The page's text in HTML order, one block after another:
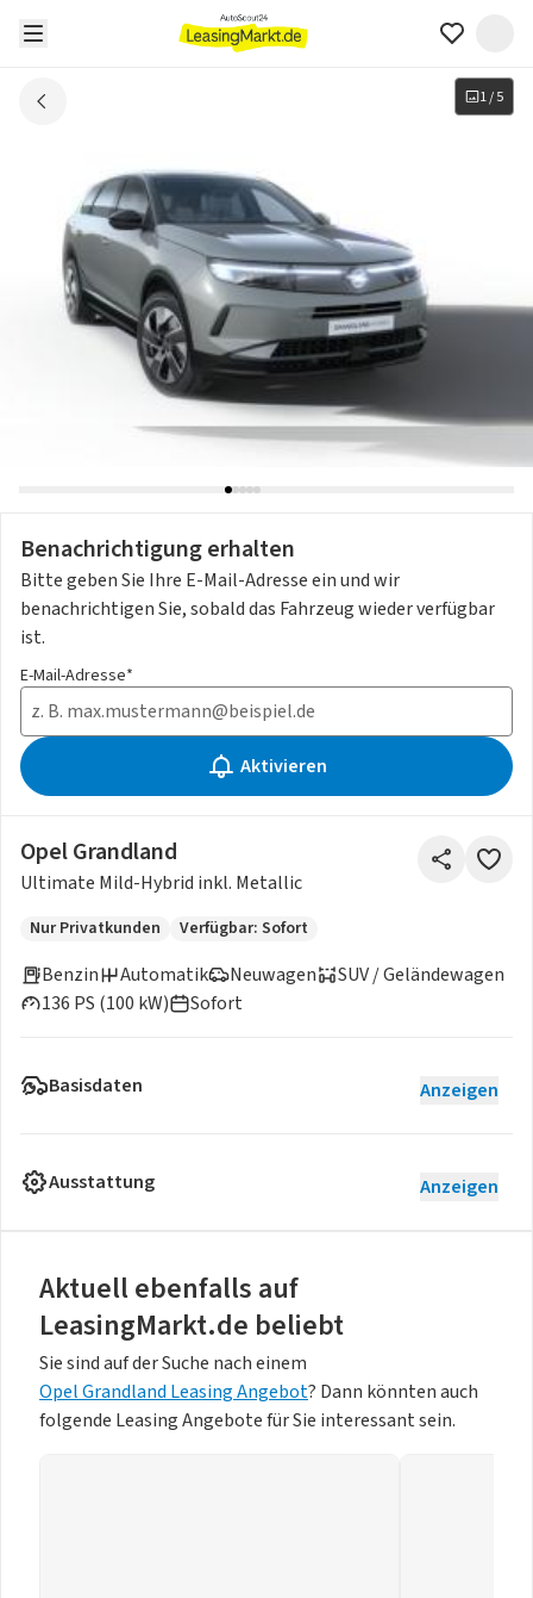
1/5
Benachrichtigung erhalten
Bitte geben Sie Ihre E-Mail-Adresse ein und wir
benachrichtigen Sie, sobald das Fahrzeug wieder verfügbar
ist.
E-Mail-Adresse*
Aktivieren
Opel Grandland
Ultimate Mild-Hybrid inkl. Metallic
Nur Privatkunden Verfügbar: Sofort
Benzin
Neuwagen
136 PS (100 kW)
Automatik
SUV / Geländewagen
Sofort
Basisdaten Anzeigen
Ausstattung Anzeigen
Aktuell ebenfalls auf
LeasingMarkt.de beliebt
Sie sind auf der Suche nach einem
Opel Grandland Leasing Angebot? Dann könnten auch
folgende Leasing Angebote für Sie interessant sein.